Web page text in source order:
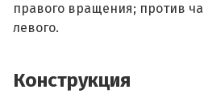
правого вращения; против
левого.
Конструкция